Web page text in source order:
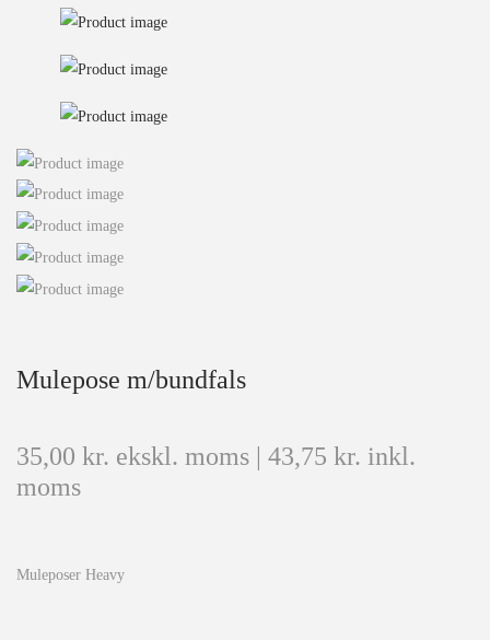
Mulepose m/bundfals
35,00 kr. ekskl. moms | 43,75 kr. inkl.
moms
Muleposer Heavy